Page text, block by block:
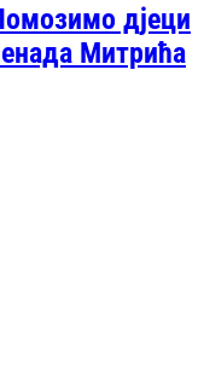
дјеци
Митрића